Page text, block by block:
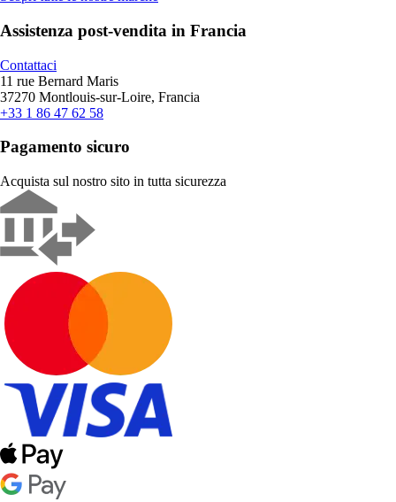
Assistenza post-vendita in Francia
Contattaci
11 rue Bernard Maris
37270 Montlouis-sur-Loire, Francia
+33 1 86 47 62 58
Pagamento sicuro
Acquista sul nostro sito in tutta sicurezza